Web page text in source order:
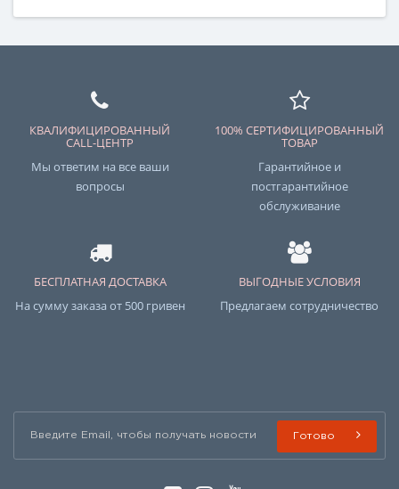
КВАЛИФИЦИРОВАННЫЙ
CALL-ЦЕНТР
Мы ответим на все ваши
вопросы
100% СЕРТИФИЦИРОВАННЫЙ
ТОВАР
Гарантийное и
постгарантийное
обслуживание
БЕСПЛАТНАЯ ДОСТАВКА
На сумму заказа от 500 гривен
ВЫГОДНЫЕ УСЛОВИЯ
Предлагаем сотрудничество
Готово